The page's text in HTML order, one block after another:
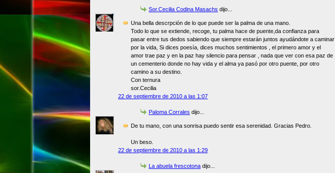
Sor.Cecilia Codina Masachs dijo...
Una bella descrpción de lo que puede ser la palma de una mano.
Todo lo que se extiende, recoge, tu palma hace de puente,da confianza para
pasar entre tus dedos sabiendo que siempre estarán juntos ayudándote a caminar
por la vida, Si dices poesía, dices muchos sentimientos , el primero amor y el
amor trae paz y en la paz hay silencio para pensar , nada que ver con esa paz de
un cementerio donde no hay vida y el alma ya pasó por otro puente, por otro
camino a su destino.
Con ternura
sor.Cecilia
22 de septiembre de 2010 a las 1:07
Paloma Corrales dijo...
De tu mano, con una sonrisa puedo sentir esa serenidad. Gracias Pedro.
Un beso.
22 de septiembre de 2010 a las 1:29
La abuela frescotona dijo...